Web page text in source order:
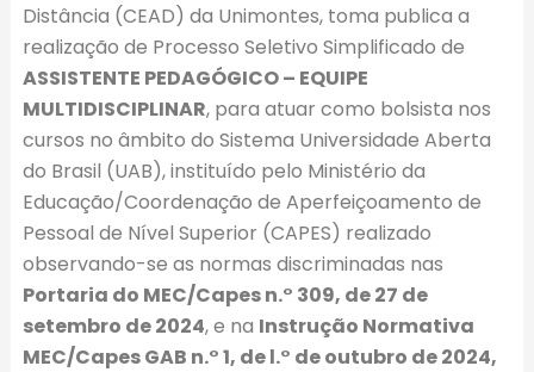
Distância (CEAD) da Unimontes, toma publica a
realização de Processo Seletivo Simplificado de
ASSISTENTE PEDAGÓGICO – EQUIPE
MULTIDISCIPLINAR, para atuar como bolsista nos
cursos no âmbito do Sistema Universidade Aberta
do Brasil (UAB), instituído pelo Ministério da
Educação/Coordenação de Aperfeiçoamento de
Pessoal de Nível Superior (CAPES) realizado
observando-se as normas discriminadas nas
Portaria do MEC/Capes n.° 309, de 27 de
setembro de 2024, e na Instrução Normativa
MEC/Capes GAB n.° 1, de l.° de outubro de 2024,